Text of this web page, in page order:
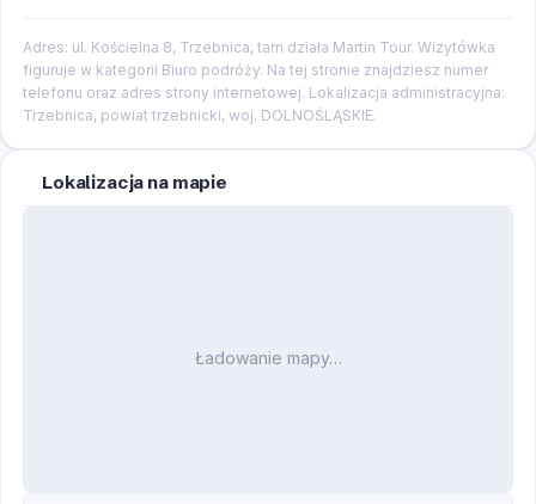
Adres: ul. Kościelna 8, Trzebnica, tam działa Martin Tour. Wizytówka
figuruje w kategorii Biuro podróży. Na tej stronie znajdziesz numer
telefonu oraz adres strony internetowej. Lokalizacja administracyjna:
Trzebnica, powiat trzebnicki, woj. DOLNOŚLĄSKIE.
Lokalizacja na mapie
Ładowanie mapy…